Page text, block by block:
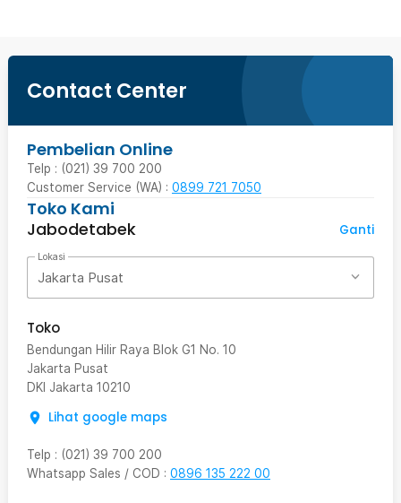
Contact Center
Pembelian Online
Telp : (021) 39 700 200
Customer Service (WA) : 0899 721 7050
Toko Kami
Jabodetabek
Ganti
Lokasi
Jakarta Pusat
Toko
Bendungan Hilir Raya Blok G1 No. 10
Jakarta Pusat
DKI Jakarta 10210
Lihat google maps
Telp : (021) 39 700 200
Whatsapp Sales / COD : 0896 135 222 00